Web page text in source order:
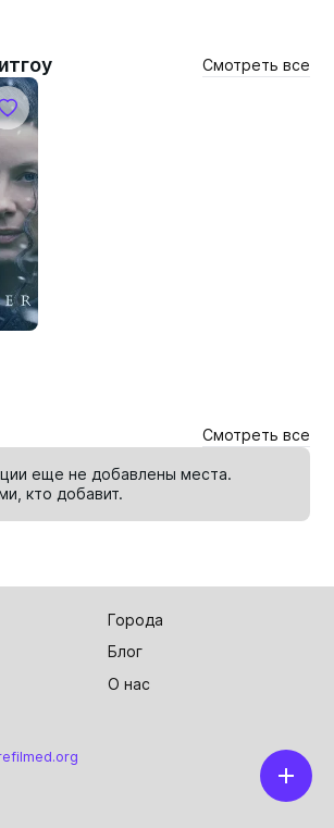
Смотреть все
Смотреть все
еще не добавлены места.
кто добавит.
Города
Блог
О нас